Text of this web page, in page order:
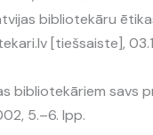
bibliotekāru
[tiešsaiste],
bibliotekāriem savs
5.–6. lpp.